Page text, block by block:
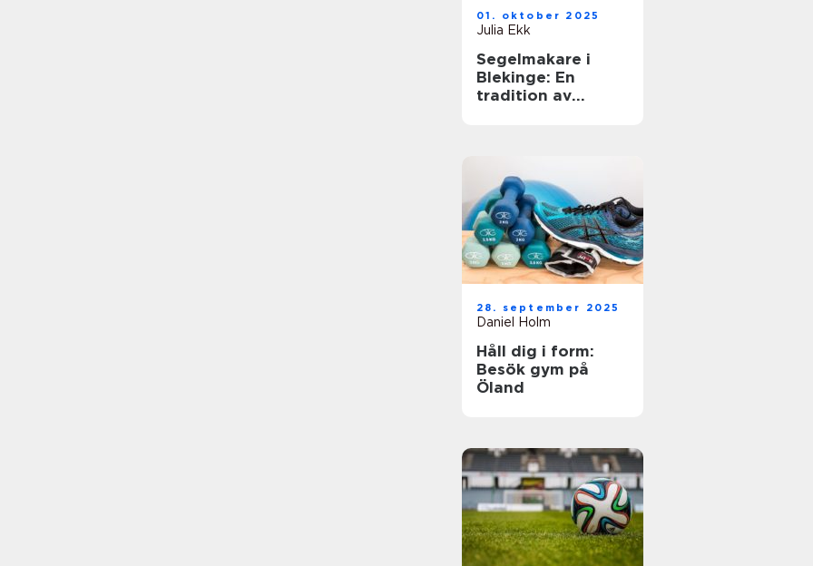
01. oktober 2025
Julia Ekk
Segelmakare i
Blekinge: En
tradition av
28. september 2025
Daniel Holm
Håll dig i form:
Besök gym på
Öland